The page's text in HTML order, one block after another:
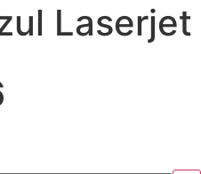
Laserjet